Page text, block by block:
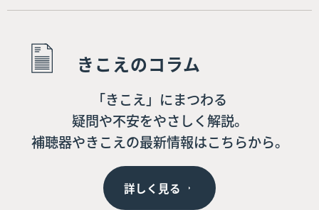
きこえのコラム
「きこえ」にまつわる
疑問や不安をやさしく解説。
補聴器やきこえの最新情報はこちらから。
詳しく見る